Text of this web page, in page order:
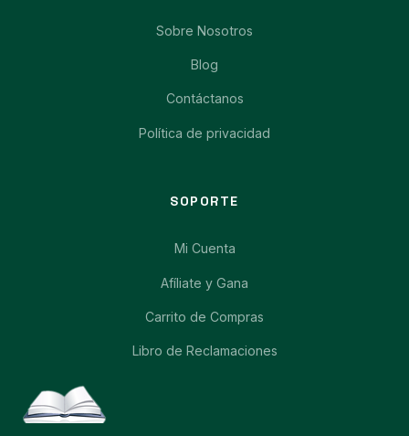
Sobre Nosotros
Blog
Contáctanos
Política de privacidad
SOPORTE
Mi Cuenta
Afíliate y Gana
Carrito de Compras
Libro de Reclamaciones